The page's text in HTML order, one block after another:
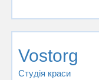
Vostorg
Студія краси